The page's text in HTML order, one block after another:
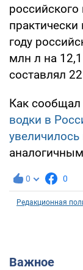
году
млн л на
составлял
Как сообщал
водки в
увеличилось
0 0
Редакционная
Важное